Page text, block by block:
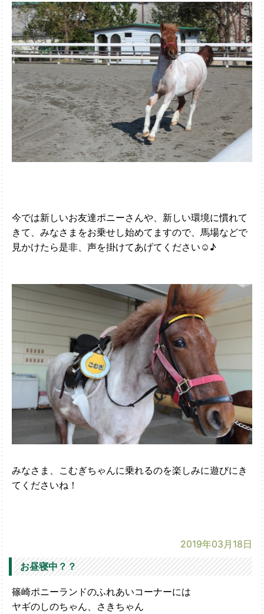
今では新しいお友達ポニーさんや、新しい環境に慣れて
きて、みなさまをお乗せし始めてますので、馬場などで
見かけたら是非、声を掛けてあげてください☺♪
みなさま、こむぎちゃんに乗れるのを楽しみに遊びにき
てくださいね！
2019年03月18日
お昼寝中？？
篠崎ポニーランドのふれあいコーナーには
ヤギのしのちゃん、さきちゃん